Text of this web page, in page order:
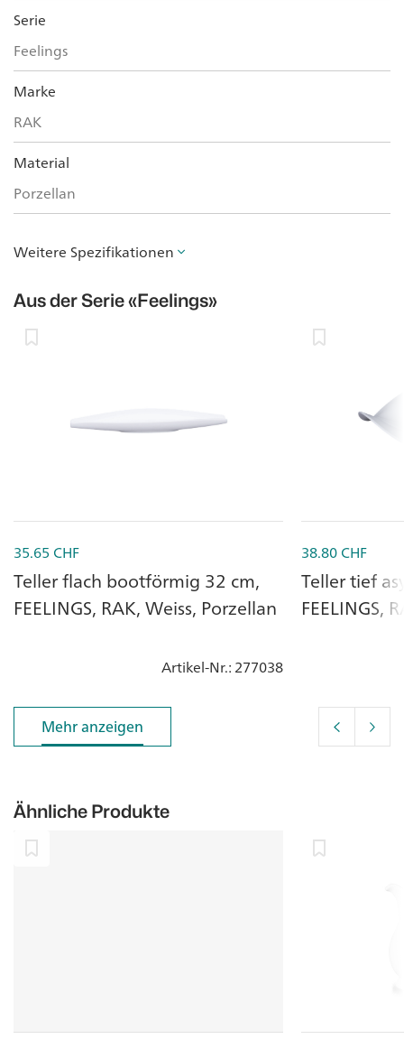
Serie
Feelings
Marke
RAK
Material
Porzellan
Weitere Spezifikationen
Aus der Serie«Feelings»
35.65 CHF
Teller flach bootförmig 32 cm,
FEELINGS, RAK, Weiss, Porzellan
Artikel-Nr.: 277038
38.80CHF
Teller tief
FEELINGS,
Mehr anzeigen
Mehr anzeigen
Ähnliche Produkte